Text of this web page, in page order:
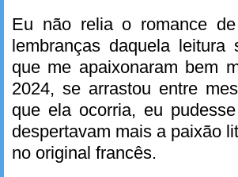
Eu não relia o romance
lembranças daquela
que me apaixonaram bem
2024, se arrastou entre
que ela ocorria, eu
despertavam mais a paixão
no original francês.